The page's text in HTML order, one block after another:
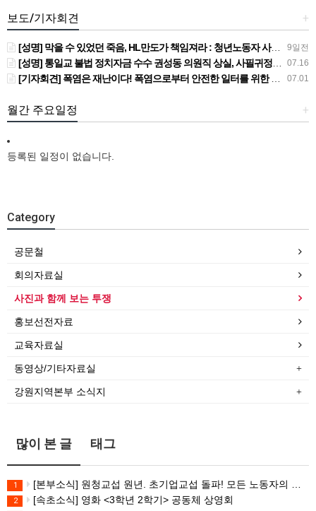
+
보도/기자회견
9일전
[성명] 막을 수 있었던 죽음, HL만도가 책임져라 : 청년노동자 사망사고의 철저한 진상규명과 재발방지 대책 마련하라
07.16
[성명] 통일교 불법 정치자금 수수 권성동 의원직 상실, 사필귀정이다
07.01
[기자회견] 폭염은 재난이다! 폭염으로부터 안전한 일터를 위한 민주노총 강원지역본부 폭염감시단 선포 기자회견
+
월간 주요일정
등록된 일정이 없습니다.
Category
공문철
회의자료실
사진과 함께 보는 투쟁
홍보선전자료
교육자료실
동영상/기타자료실
강원지역본부 소식지
많이 본 글 태그
1 [본부소식] 원청교섭 원년. 초기업교섭 돌파! 모든 노동자의 노동기본권 쟁취! 민주노총 7.15 총파업대회
2 [속초소식] 영화 <3학년 2학기> 공동체 상영회